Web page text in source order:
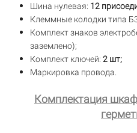
Шина нулевая: 12
Клеммные колодки типа
Комплект знаков
заземлено);
Комплект ключей: 2 шт;
Маркировка провода.
Комплектация